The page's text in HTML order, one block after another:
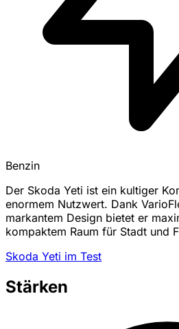
Benzin
Der Skoda Yeti ist ein kultiger
enormem Nutzwert. Dank
markantem Design bietet er
kompaktem Raum für Stadt und
Skoda Yeti im Test
Stärken